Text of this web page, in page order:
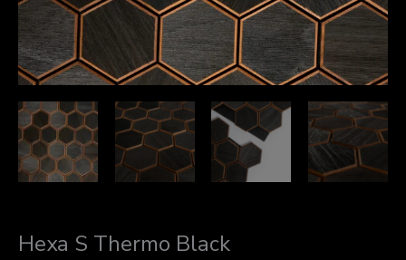
Hexa S Thermo Black